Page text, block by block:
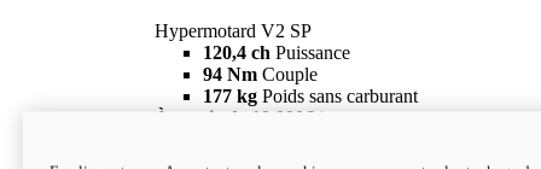
Hypermotard V2 SP
120,4 ch Puissance
94 Nm Couple
177 kg Poids sans carburant
À partir de 19 990€ i
new
V2 SP 100